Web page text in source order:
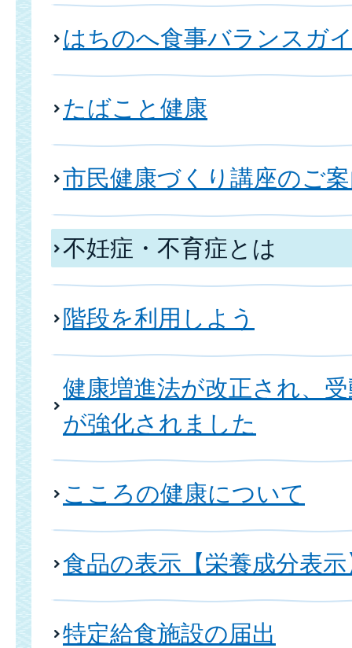
はちのへ食事バランスガ
たばこと健康
市民健康づくり講座のご
不妊症・不育症とは
階段を利用しよう
健康増進法が改正され、
が強化されました
こころの健康について
食品の表示【栄養成分表示
特定給食施設の届出